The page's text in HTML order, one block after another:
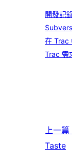
開發記
在 Trac
Trac 需
上一篇
Taste